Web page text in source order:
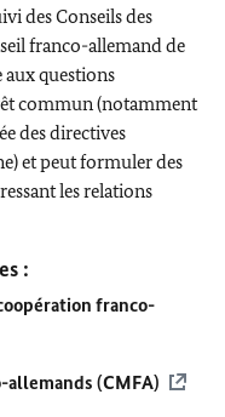
des Conseils des
franco-allemand de
aux questions
commun (notamment
des directives
et peut formuler des
les relations
:
franco-
allemands (CMFA)